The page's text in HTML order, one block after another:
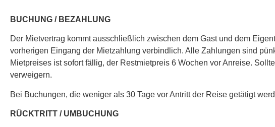
BUCHUNG / BEZAHLUNG
Der Mietvertrag kommt ausschließlich zwischen dem Gast und dem
vorherigen Eingang der Mietzahlung verbindlich. Alle Zahlungen sind
Mietpreises ist sofort fällig, der Restmietpreis 6 Wochen vor Anreise.
verweigern.
Bei Buchungen, die weniger als 30 Tage vor Antritt der Reise getätigt
RÜCKTRITT / UMBUCHUNG